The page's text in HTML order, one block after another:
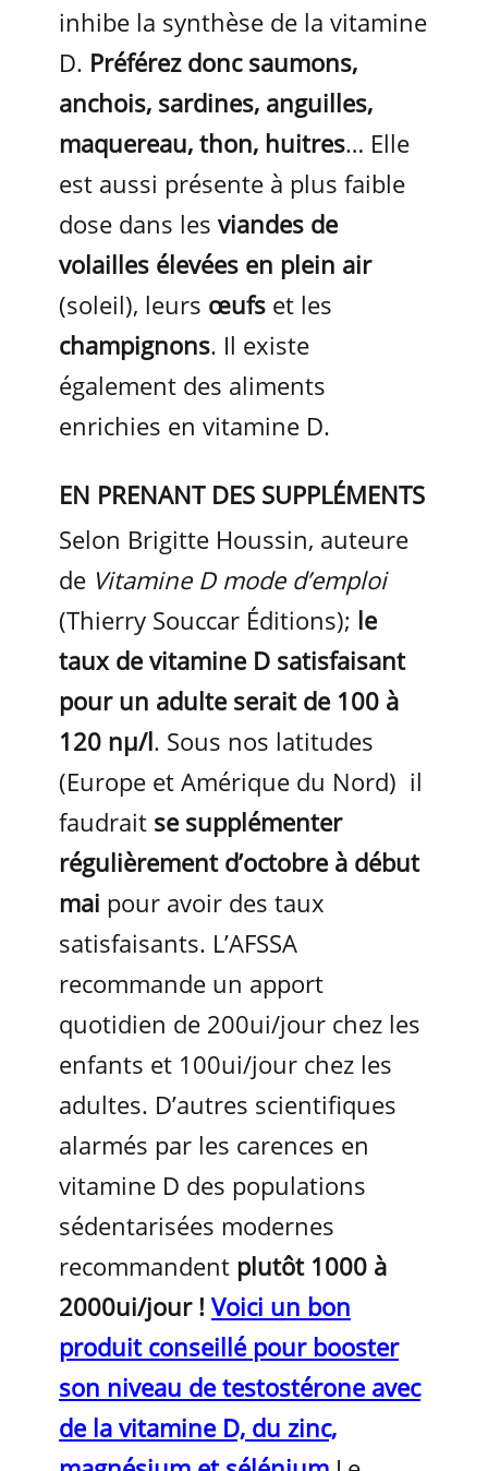
inhibe la synthèse de la vitamine
D. Préférez donc saumons,
anchois, sardines, anguilles,
maquereau, thon, huitres… Elle
est aussi présente à plus faible
dose dans les viandes de
volailles élevées en plein air
(soleil), leurs œufs et les
champignons. Il existe
également des aliments
enrichies en vitamine D.
EN PRENANT DES SUPPLÉMENTS
Selon Brigitte Houssin, auteure
de Vitamine D mode d’emploi
(Thierry Souccar Éditions); le
taux de vitamine D satisfaisant
pour un adulte serait de 100 à
120 nµ/l. Sous nos latitudes
(Europe et Amérique du Nord) il
faudrait se supplémenter
régulièrement d’octobre à début
mai pour avoir des taux
satisfaisants. L’AFSSA
recommande un apport
quotidien de 200ui/jour chez les
enfants et 100ui/jour chez les
adultes. D’autres scientifiques
alarmés par les carences en
vitamine D des populations
sédentarisées modernes
recommandent plutôt 1000 à
2000ui/jour ! Voici un bon
produit conseillé pour booster
son niveau de testostérone avec
de la vitamine D, du zinc,